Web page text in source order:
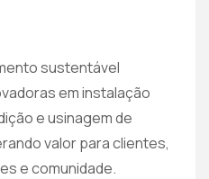
sustentável
em instalação
e usinagem de
valor para clientes,
e comunidade.